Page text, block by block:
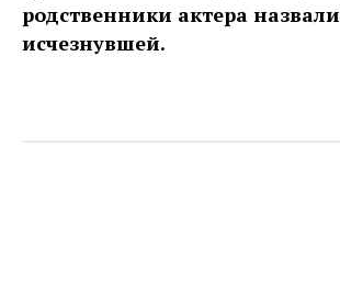
родственники актера назвали
исчезнувшей.